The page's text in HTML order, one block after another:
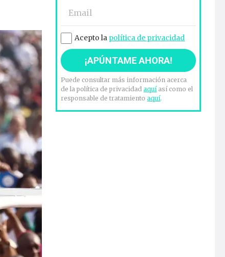
Acepto la política de privacidad
Puede consultar más información acerca
de la política de privacidadaquíasí como el
responsable de tratamientoaquí.